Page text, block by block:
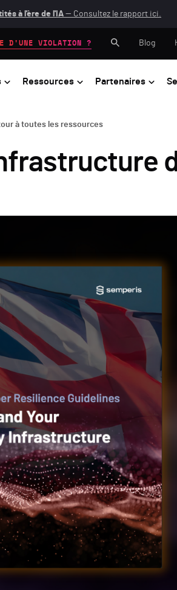
à l'ère de l'IA — Consultez le rapport ici.
Ressources Partenaires
D'UNE VIOLATION ? Blog
à toutes les ressources